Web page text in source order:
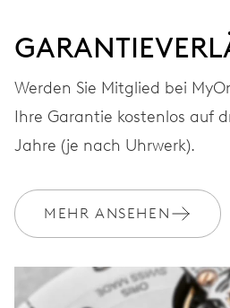
ARMBAND
Werden Sie Mitglied bei MyOris und
kostenlos auf 3 Jahre
MYORIS
Werden Sie Mitglied bei
Ihre Garantie kostenlos auf
Jahre (je nach Uhrwerk).
MEHR ANSEHEN